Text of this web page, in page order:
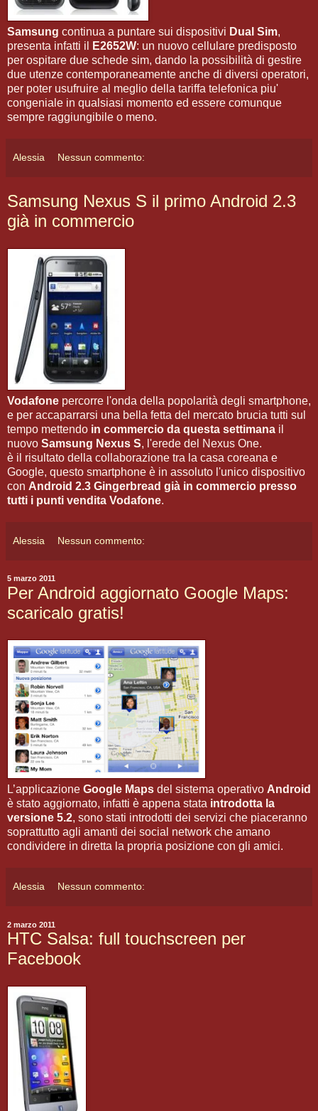
Samsung continua a puntare sui dispositivi Dual Sim,
presenta infatti il
E2652W: un nuovo cellulare predisposto
per ospitare due schede sim, dando la possibilità di gestire
due utenze contemporaneamente anche di diversi operatori,
per poter usufruire al meglio della tariffa telefonica piu'
congeniale in qualsiasi momento ed essere comunque
sempre raggiungibile o meno.
Alessia Nessun commento:
Samsung Nexus S il primo Android 2.3
già in commercio
Vodafone percorre l'onda della popolarità degli smartphone,
e per accaparrarsi una bella fetta del mercato brucia tutti sul
tempo mettendo in commercio da questa settimana il
nuovo Samsung Nexus S, l'erede del Nexus One.
è il risultato della collaborazione tra la casa coreana e
Google, questo smartphone è in assoluto l'unico dispositivo
con Android 2.3 Gingerbread già in commercio presso
tutti i punti vendita Vodafone.
Alessia Nessun commento:
5 marzo 2011
Per Android aggiornato Google Maps:
scaricalo gratis!
L’applicazione Google Maps del sistema operativo Android
è stato aggiornato, infatti è appena stata introdotta la
versione 5.2, sono stati introdotti dei servizi che piaceranno
soprattutto agli amanti dei social network che amano
condividere in diretta la propria posizione con gli amici.
Alessia Nessun commento:
2 marzo 2011
HTC Salsa: full touchscreen per
Facebook